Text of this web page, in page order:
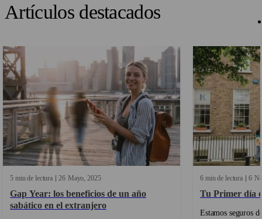
Artículos destacados
5 min de lectura 26 Mayo 2025
Gap Year: los beneficios de un año
sabático en el extranjero
6 min de lectura 6
Tu Primer día
Estamos seguros